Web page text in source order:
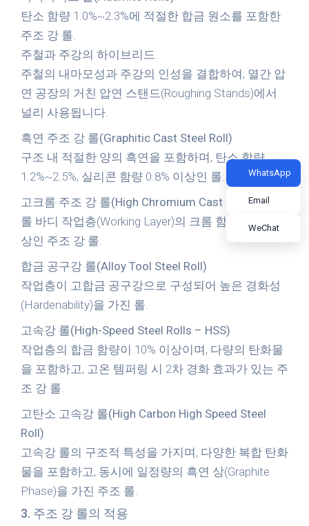
탄소 함량 1.0%~2.3%에 적절한 합금 원소를 포함한
주조 강 롤.
주철과 주강의 하이브리드.
주철의 내마모성과 주강의 인성을 결합하여, 열간 압
연 공장의 거친 압연 스탠드(Roughing Stands)에서
널리 사용됩니다.
흑연 주조 강 롤(Graphitic Cast Steel Roll)
구조 내 적절한 양의 흑연을 포함하며, 탄소 함량
1.2%~2.5%, 실리콘 함량 0.8% 이상인 롤.
고크롬 주조 강 롤(High Chromium Cast Steel Roll)
롤 바디 작업층(Working Layer)의 크롬 함량이 8% 이
상인 주조 강 롤.
합금 공구강 롤(Alloy Tool Steel Roll)
작업층이 고합금 공구강으로 구성되어 높은 경화성
(Hardenability)을 가진 롤.
고속강 롤(High-Speed Steel Rolls – HSS)
작업층의 합금 함량이 10% 이상이며, 다량의 탄화물
을 포함하고, 고온 템퍼링 시 2차 경화 효과가 있는 주
조 강 롤.
고탄소 고속강 롤(High Carbon High Speed Steel
Roll)
고속강 롤의 구조적 특성을 가지며, 다양한 복합 탄화
물을 포함하고, 동시에 일정량의 흑연 상(Graphite
Phase)을 가진 주조 롤.
3. 주조 강 롤의 적용
WhatsApp
Email
WeChat